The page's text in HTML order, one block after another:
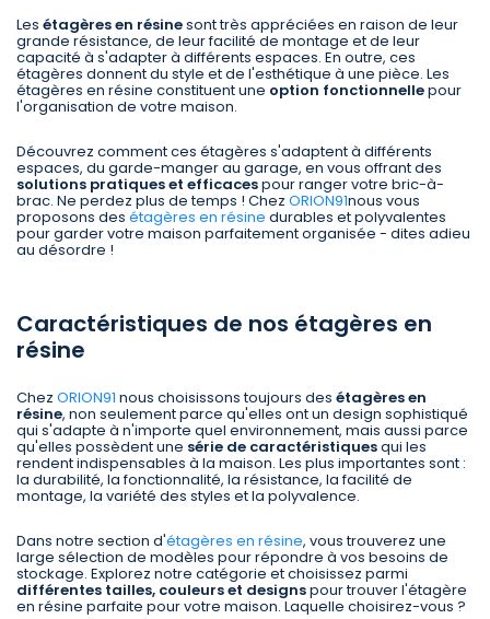
Les étagères en résinesont très appréciées en raison de leur
grande résistance, de leur facilité de montage et de leur
capacité à s'adapter à différents espaces. En outre, ces
étagères donnent du style et de l'esthétique à une pièce. Les
étagères en résine constituent une option fonctionnellepour
l'organisation de votre maison.
Découvrez comment ces étagères s'adaptent à différents
espaces, du garde-manger au garage, en vous offrant des
solutions pratiques et efficacespour ranger votre bric-à-
brac. Ne perdez plus de temps ! Chez ORION91nous vous
proposons des étagères en résine durables et polyvalentes
pour garder votre maison parfaitement organisée - dites adieu
au désordre !
Caractéristiques de nos étagères en
résine
Chez ORION91 nous choisissons toujours des étagères en
résine, non seulement parce qu'elles ont un design sophistiqué
qui s'adapte à n'importe quel environnement, mais aussi parce
qu'elles possèdent une série de caractéristiquesqui les
rendent indispensables à la maison. Les plus importantes sont :
la durabilité, la fonctionnalité, la résistance, la facilité de
montage, la variété des styles et la polyvalence.
Dans notre section d'étagères en résine, vous trouverez une
large sélection de modèles pour répondre à vos besoins de
stockage. Explorez notre catégorie et choisissez parmi
différentes tailles, couleurs et designspour trouver l'étagère
en résine parfaite pour votre maison. Laquelle choisirez-vous ?